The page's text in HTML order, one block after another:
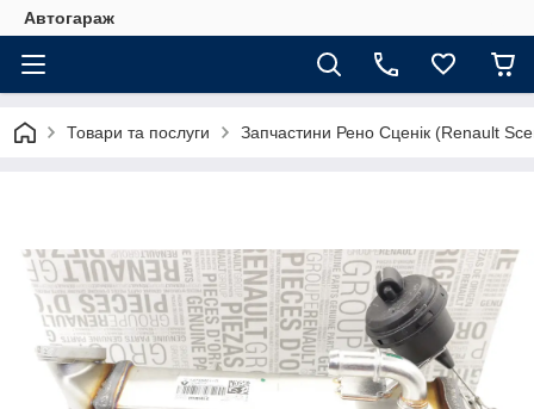
Автогараж
Товари та послуги Запчастини Рено Сценік (Renault